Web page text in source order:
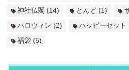
神社仏閣 (14) とんど (1)
ハロウィン (2) ハッピーセット
福袋 (5)